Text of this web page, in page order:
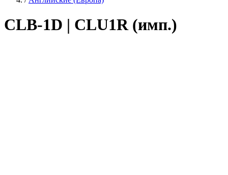
CLB-1D | CLU1R (имп.)